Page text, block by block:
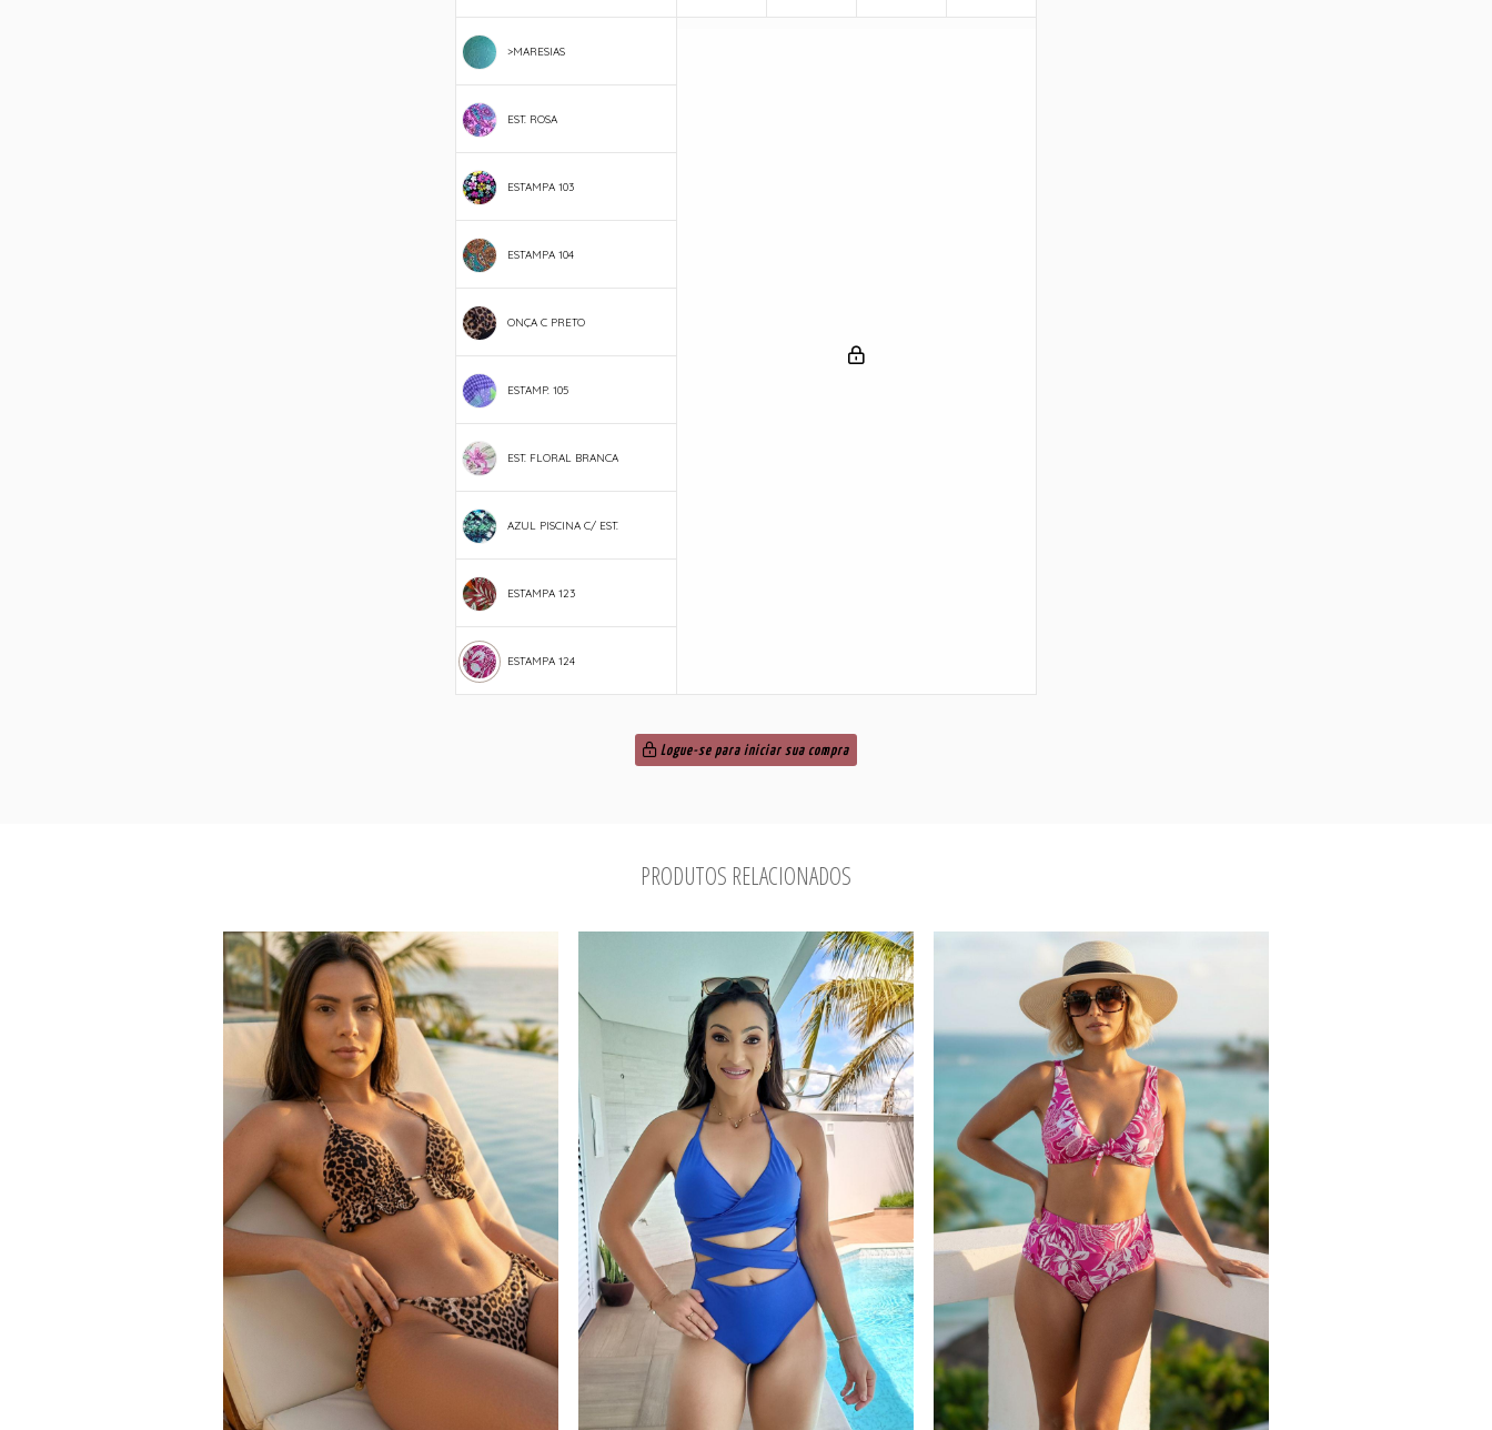
>MARESIAS
EST. ROSA
ESTAMPA 103
ESTAMPA 104
ONÇA C PRETO
ESTAMP. 105
EST. FLORAL BRANCA
AZUL PISCINA C/ EST.
ESTAMPA 123
ESTAMPA 124
Logue-se para iniciar sua compra
PRODUTOS RELACIONADOS